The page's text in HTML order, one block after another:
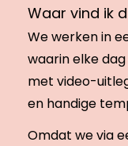
Waar vind ik
We werken in
waarin elke
met video-
en handige
Omdat we via